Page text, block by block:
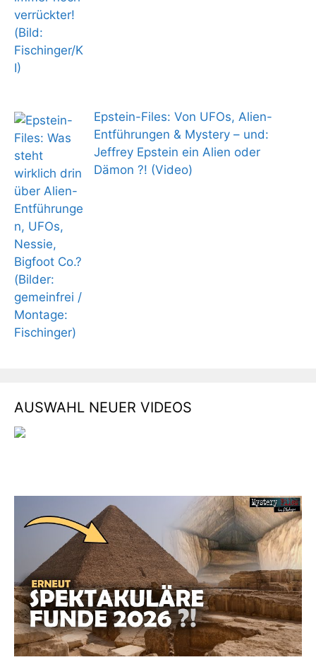
Epstein-Files: Von UFOs, Alien-
Entführungen & Mystery – und:
Jeffrey Epstein ein Alien oder
Dämon ?! (Video)
AUSWAHL NEUER VIDEOS